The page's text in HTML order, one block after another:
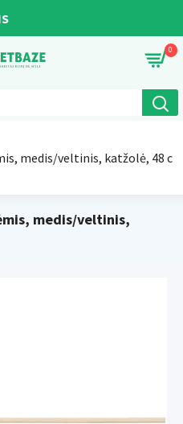
0
medis/veltinis, katžolė, 48 c
medis/veltinis,